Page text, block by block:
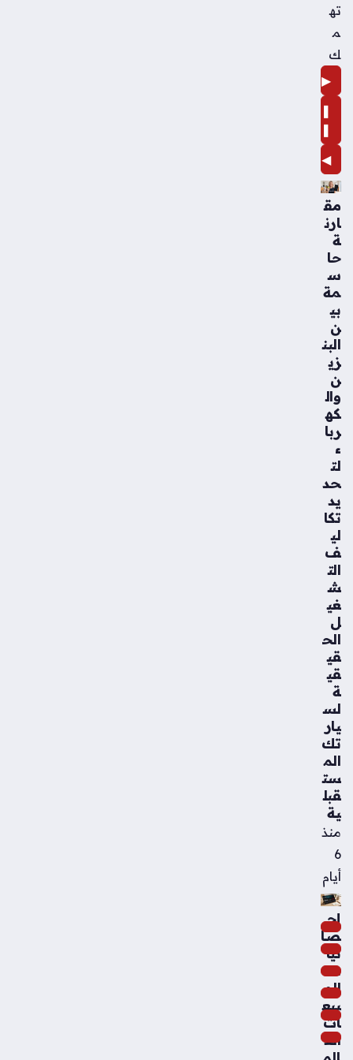
ته
م
ك
▶
❚
❚
◀
مق
ارن
ة
حا
س
مة
بي
ن
البن
زي
ن
وال
كه
ربا
ء
لت
حد
يد
تكا
لي
ف
الت
ش
غي
ل
الح
قي
قي
ة
لس
يار
تك
الم
ست
قبل
ية
منذ
6
أيام
إح
صا
ئيا
ت
الم
بيع
ات
الع